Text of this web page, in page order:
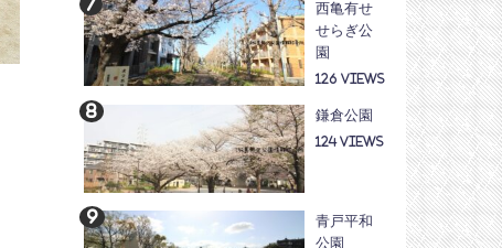
西亀有せ
せらぎ公
園
126
鎌倉公園
124
青戸平和
公園